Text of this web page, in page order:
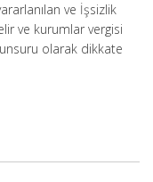
ve İşsizlik
ve kurumlar vergisi
olarak dikkate